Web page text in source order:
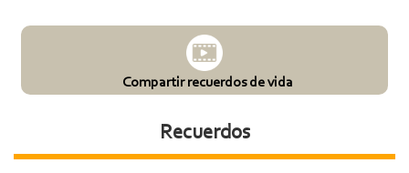
Compartir recuerdos de vida
Recuerdos